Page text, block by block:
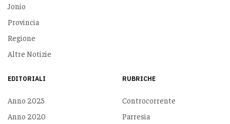
Jonio
Provincia
Regione
Altre Notizie
EDITORIALI
Anno 2025
Anno 2020
RUBRICHE
Controcorrente
Parresia